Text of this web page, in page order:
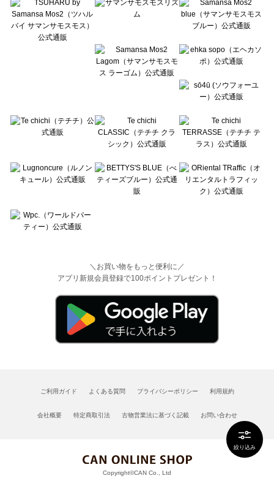
絞り込み
Lugnoncure（ルノンキュール）のトップス一覧
BETTY'S BLUE（べティーズブルー）のトップス一覧
Wpc.（ワールドパーティー）のトップス一覧
＼お買い物をもっと便利に／
アプリ新規会員登録で100ポイントプレゼント！
ご利用ガイド よくある質問 プライバシーポリシー 利用規約
会社概要 特定商取引法 古物営業法に基づく記載 お問い合わせ
Copyright©CAN Co., Ltd